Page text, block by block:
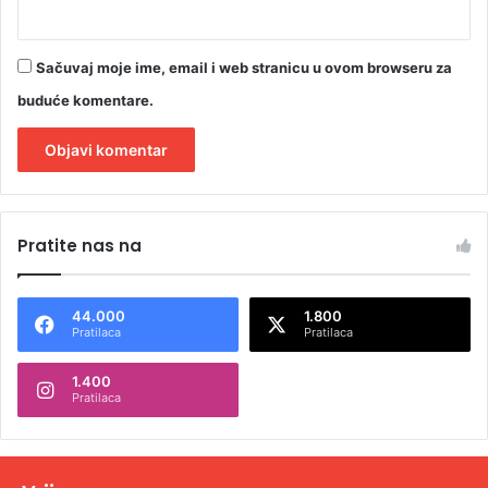
Sačuvaj moje ime, email i web stranicu u ovom browseru za
buduće komentare.
t
n
t
v
Pratite nas na
44.000
Pratilaca
1.800
Pratilaca
1.400
Pratilaca